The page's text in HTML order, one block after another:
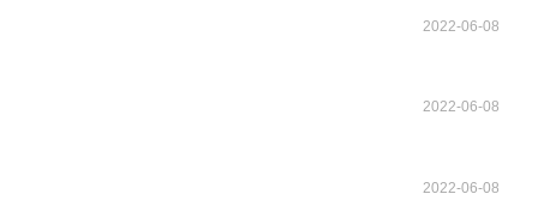
2022-06-08
2022-06-08
2022-06-08